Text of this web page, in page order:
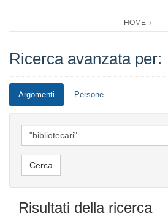
HOME
Ricerca avanzata per:
Argomenti Persone
Risultati della ricerca